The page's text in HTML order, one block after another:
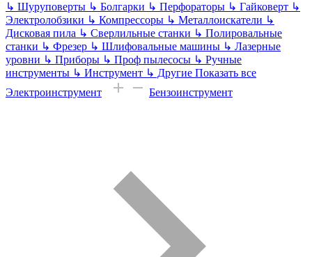
↳ Шуруповерты ↳ Болгарки ↳ Перфораторы ↳ Гайковерт ↳
Электролобзики ↳ Компрессоры ↳ Металлоискатели ↳
Дисковая пила ↳ Сверлильные станки ↳ Полировальные
станки ↳ Фрезер ↳ Шлифовальные машины ↳ Лазерные
уровни ↳ Приборы ↳ Проф пылесосы ↳ Ручные
инструменты ↳ Инструмент ↳ Другие Показать все
Электроинструмент
Бензоинструмент